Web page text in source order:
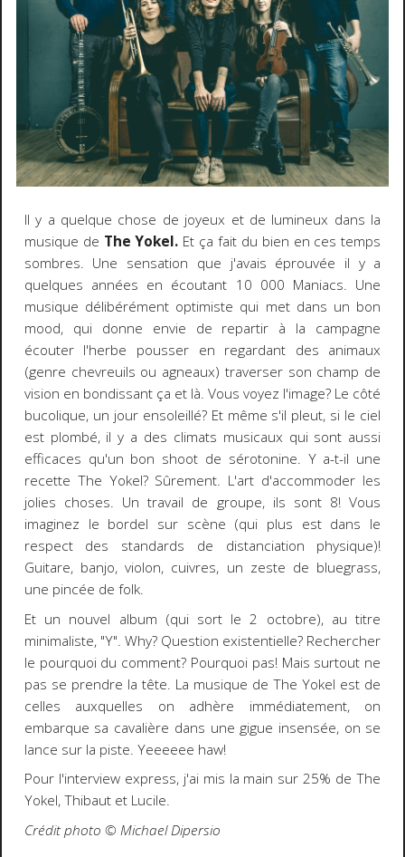
Il y a quelque chose de joyeux et de lumineux dans la
musique de The Yokel. Et ça fait du bien en ces temps
sombres. Une sensation que j'avais éprouvée il y a
quelques années en écoutant 10 000 Maniacs. Une
musique délibérément optimiste qui met dans un bon
mood, qui donne envie de repartir à la campagne
écouter l'herbe pousser en regardant des animaux
(genre chevreuils ou agneaux) traverser son champ de
vision en bondissant ça et là. Vous voyez l'image? Le côté
bucolique, un jour ensoleillé? Et même s'il pleut, si le ciel
est plombé, il y a des climats musicaux qui sont aussi
efficaces qu'un bon shoot de sérotonine. Y a-t-il une
recette The Yokel? Sûrement. L'art d'accommoder les
jolies choses. Un travail de groupe, ils sont 8! Vous
imaginez le bordel sur scène (qui plus est dans le
respect des standards de distanciation physique)!
Guitare, banjo, violon, cuivres, un zeste de bluegrass,
une pincée de folk.
Et un nouvel album (qui sort le 2 octobre), au titre
minimaliste, "Y". Why? Question existentielle? Rechercher
le pourquoi du comment? Pourquoi pas! Mais surtout ne
pas se prendre la tête. La musique de The Yokel est de
celles auxquelles on adhère immédiatement, on
embarque sa cavalière dans une gigue insensée, on se
lance sur la piste. Yeeeeee haw!
Pour l'interview express, j'ai mis la main sur 25% de The
Yokel, Thibaut et Lucile.
Crédit photo ©️ Michael Dipersio